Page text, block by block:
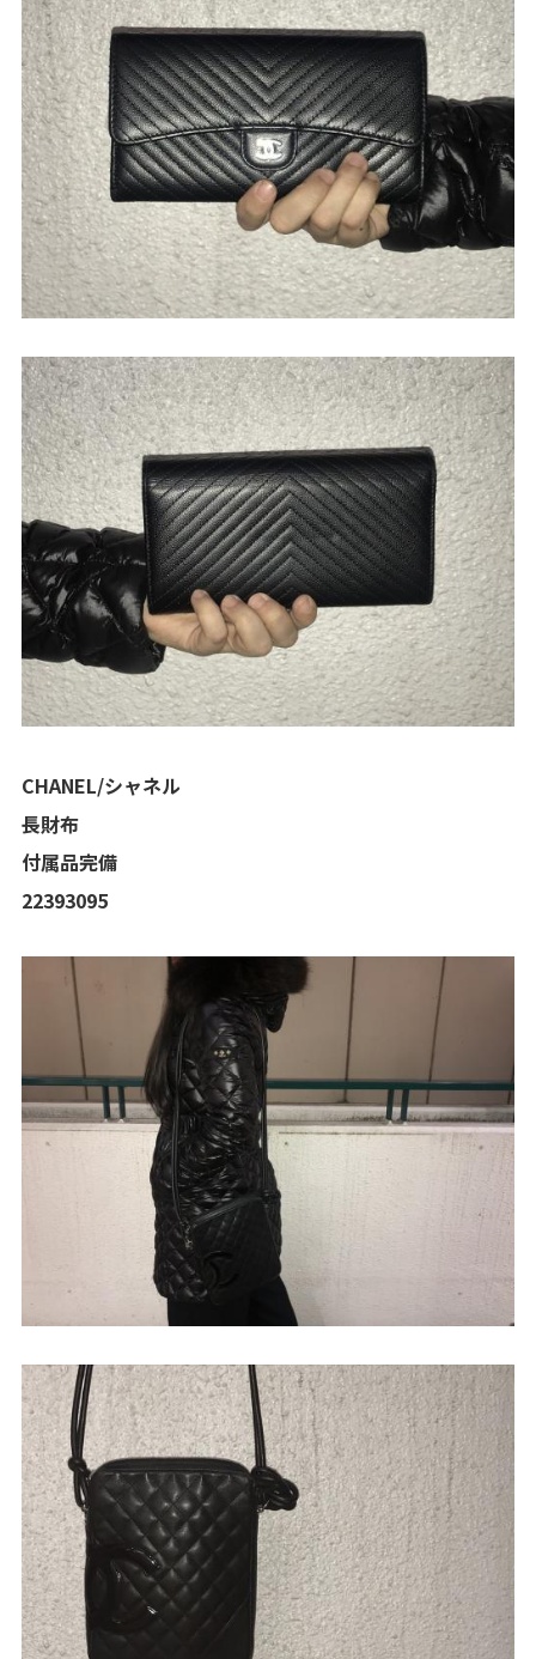
CHANEL/シャネル
長財布
付属品完備
22393095